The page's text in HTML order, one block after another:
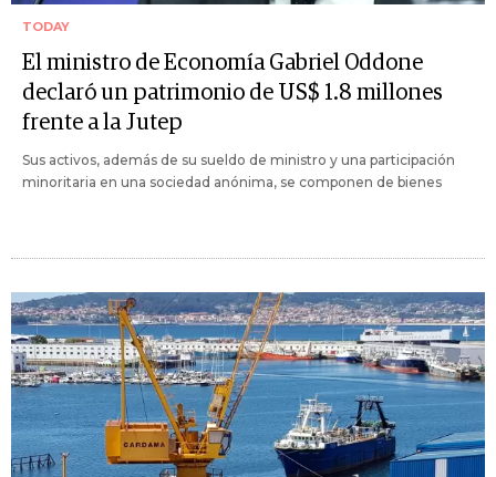
TODAY
El ministro de Economía Gabriel Oddone
declaró un patrimonio de US$ 1.8 millones
frente a la Jutep
Sus activos, además de su sueldo de ministro y una participación
minoritaria en una sociedad anónima, se componen de bienes